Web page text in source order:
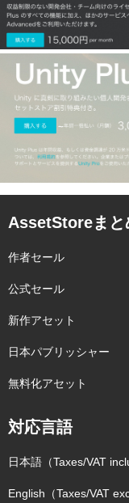
AssetStoreま
作者セール
公式セール
新作アセット
日本パブリッシャー
無料化アセット
対応言語
日本語（Taxes/VAT
English（Taxes/VAT